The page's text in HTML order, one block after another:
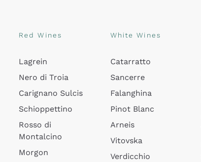
Red Wines
Lagrein
Nero di Troia
Carignano Sulcis
Schioppettino
Rosso di
Montalcino
Morgon
White Wines
Catarratto
Sancerre
Falanghina
Pinot Blanc
Arneis
Vitovska
Verdicchio